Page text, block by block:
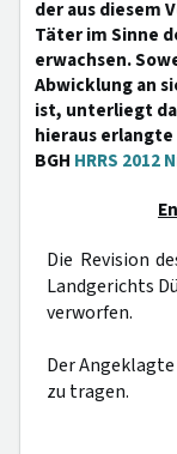
der aus diesem
Täter im Sinne
erwachsen.
Abwicklung an
ist, unterliegt
hieraus
BGH HRRS 2012
Die Revision
Landgerichts
verworfen.
Der
zu tragen.